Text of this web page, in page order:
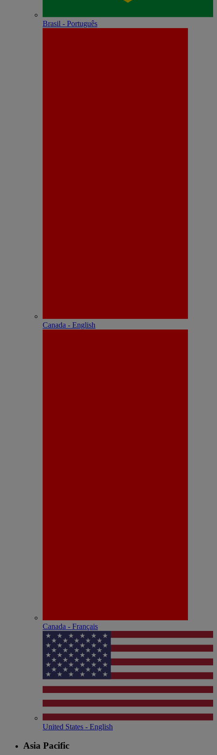
Brasil - Português
Canada - English
Canada - Français
United States - English
Asia Pacific